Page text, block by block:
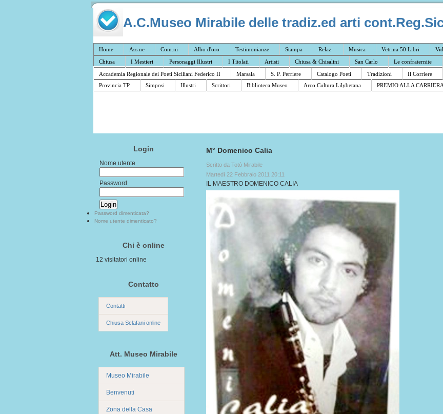
A.C.Museo Mirabile delle tradiz.ed arti
Home Ass.ne Com.ni Albo d'oro Testimonianze Stampa Relaz. Musica Vetrina 50 Libri
Chiusa
I Mestieri Personaggi Illustri I Titolati Artisti Chiusa & Chisalini San Carlo Le confraternite
Accademia Regionale dei Poeti Siciliani Federico II
Marsala S. P. Perriere Catalogo Poeti Tradizioni Il Corriere
Provincia TP
Simposi Illustri Scrittori Biblioteca Museo Arco Cultura Lilybetana PREMIO ALLA CARRIERA
Login
Nome utente
Password
Password dimenticata?
Nome utente dimenticato?
Chi è online
12 visitatori online
Contatto
Contatti
Chiusa Sclafani online
Att. Museo Mirabile
Museo Mirabile
Benvenuti
Zona della Casa
M° Domenico Calia
Scritto da Totò Mirabile
Martedì 22 Febbraio 2011 20:11
IL MAESTRO DOMENICO CALIA